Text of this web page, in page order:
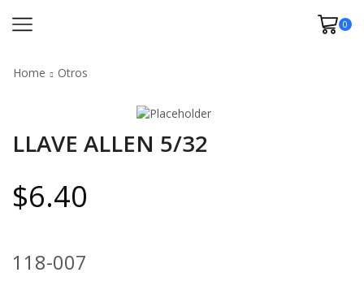
0
Home Otros
LLAVE ALLEN 5/32
$6.40
118-007